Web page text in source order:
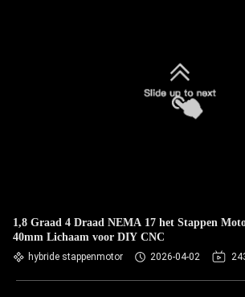
1,8 Graad 4 Draad NEMA 17 het Stappen
40mm Lichaam voor DIY CNC
hybride stappenmotor 2026-04-02